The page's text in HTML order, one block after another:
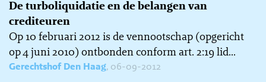
De turboliquidatie en de belangen van
crediteuren
Op 10 februari 2012 is de vennootschap (opgericht
op 4 juni 2010) ontbonden conform art. 2:19 lid...
Gerechtshof Den Haag, 06-09-2012